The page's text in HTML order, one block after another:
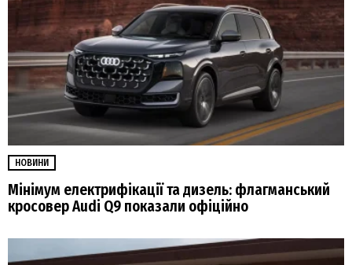
НОВИНИ
Мінімум електрифікації та дизель: флагманський
кросовер Audi Q9 показали офіційно